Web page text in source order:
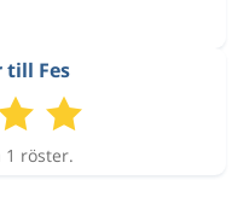
till Fes
1 röster.